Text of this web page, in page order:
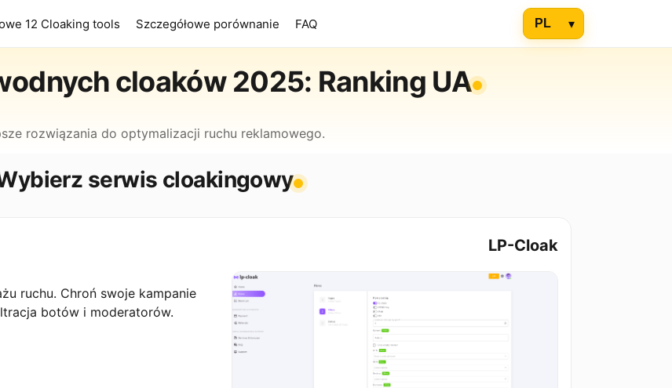
12 Cloaking tools Szczegółowe porównanie FAQ
cloaków 2025: Ranking UA
rozwiązania do optymalizacji ruchu reklamowego.
serwis cloakingowy
LP-Cloak
ruchu. Chroń swoje kampanie
botów i moderatorów.